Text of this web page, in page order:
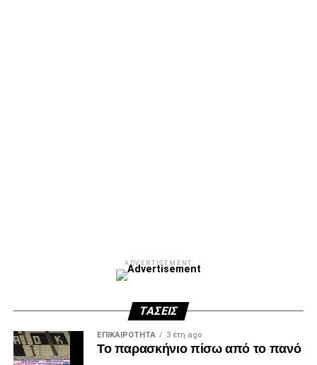
ADVERTISEMENT
ΤΆΣΕΙΣ
ΕΠΙΚΑΙΡΌΤΗΤΑ 3 έτη ago
Το παρασκήνιο πίσω από το πανό